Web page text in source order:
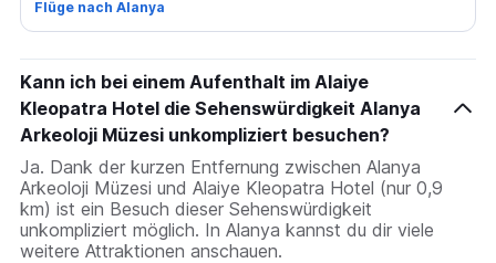
Flüge nach Alanya
Kann ich bei einem Aufenthalt im Alaiye
Kleopatra Hotel die Sehenswürdigkeit Alanya
Arkeoloji Müzesi unkompliziert besuchen?
Ja. Dank der kurzen Entfernung zwischen Alanya
Arkeoloji Müzesi und Alaiye Kleopatra Hotel (nur 0,9
km) ist ein Besuch dieser Sehenswürdigkeit
unkompliziert möglich. In Alanya kannst du dir viele
weitere Attraktionen anschauen.